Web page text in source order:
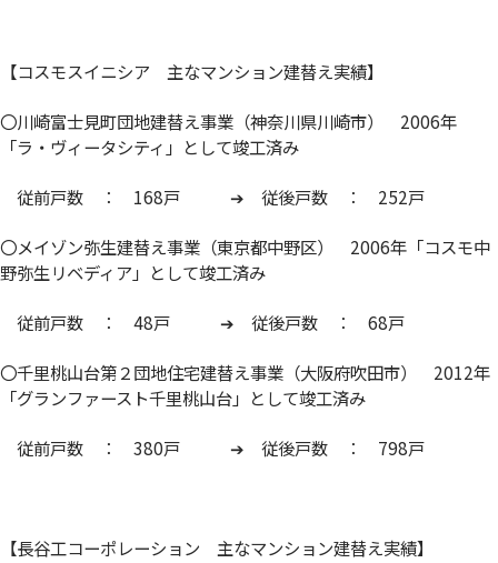
【コスモスイニシア 主なマンション建替え実績】
〇川崎富士見町団地建替え事業（神奈川県川崎市） 2006年
「ラ・ヴィータシティ」として竣工済み
従前戸数 ： 168戸 ➔ 従後戸数 ： 252戸
〇メイゾン弥生建替え事業（東京都中野区） 2006年「コスモ中
野弥生リベディア」として竣工済み
従前戸数 ： 48戸 ➔ 従後戸数 ： 68戸
〇千里桃山台第２団地住宅建替え事業（大阪府吹田市） 2012年
「グランファースト千里桃山台」として竣工済み
従前戸数 ： 380戸 ➔ 従後戸数 ： 798戸
【長谷工コーポレーション 主なマンション建替え実績】